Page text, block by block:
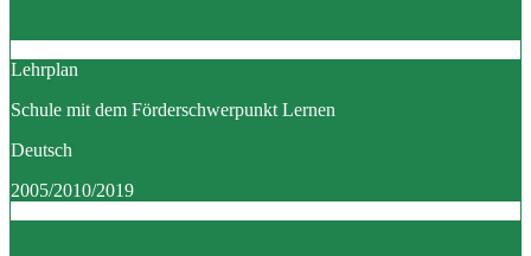
Lehrplan
Schule mit dem Förderschwerpunkt Lernen
Deutsch
2005/2010/2019